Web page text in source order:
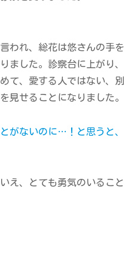
われ、総花は悠さんの手を
ました。診察台に上がり、
て、愛する人ではない、別
見せることになりました。
がないのに…！と思うと、
え、とても勇気のいること